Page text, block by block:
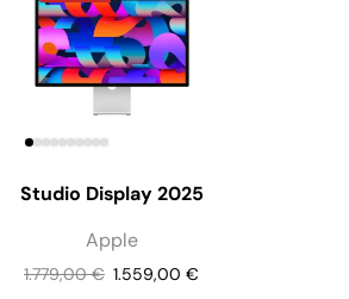
Studio Display 2025
Apple
1.779,00€ 1.559,00 €